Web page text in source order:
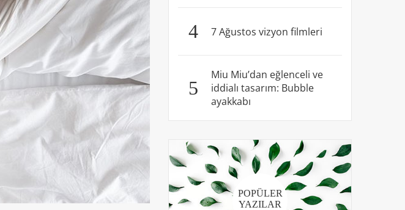
4 7 Ağustos vizyon filmleri
5
Miu Miu’dan eğlenceli ve
iddialı tasarım: Bubble
ayakkabı
POPÜLER
YAZILAR